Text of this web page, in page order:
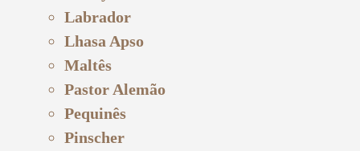
Labrador
Lhasa Apso
Maltês
Pastor Alemão
Pequinês
Pinscher